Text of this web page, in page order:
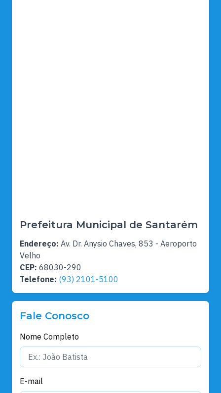
Prefeitura Municipal de Santarém
Endereço: Av. Dr. Anysio Chaves, 853 - Aeroporto
Velho
CEP: 68030-290
Telefone: (93) 2101-5100
Fale Conosco
Nome Completo
E-mail